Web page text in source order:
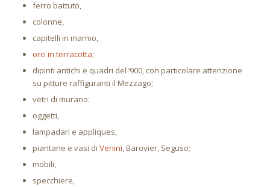
ferro battuto,
colonne,
capitelli in marmo,
orci in terracotta;
dipinti antichi e quadri del ‘900, con particolare attenzione
su pitture raffiguranti il Mezzago;
vetri di murano:
oggetti,
lampadari e appliques,
piantane e vasi di Venini, Barovier, Seguso;
mobili,
specchiere,